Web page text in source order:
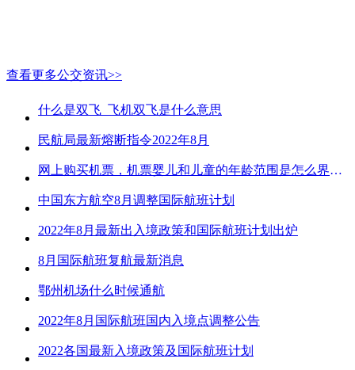
查看更多公交资讯>>
什么是双飞_飞机双飞是什么意思
民航局最新熔断指令2022年8月
网上购买机票，机票婴儿和儿童的年龄范围是怎么界定的？
中国东方航空8月调整国际航班计划
2022年8月最新出入境政策和国际航班计划出炉
8月国际航班复航最新消息
鄂州机场什么时候通航
2022年8月国际航班国内入境点调整公告
2022各国最新入境政策及国际航班计划